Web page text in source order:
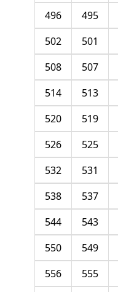
495
496
501
502
507
508
513
514
519
520
525
526
531
532
537
538
543
544
549
550
555
556